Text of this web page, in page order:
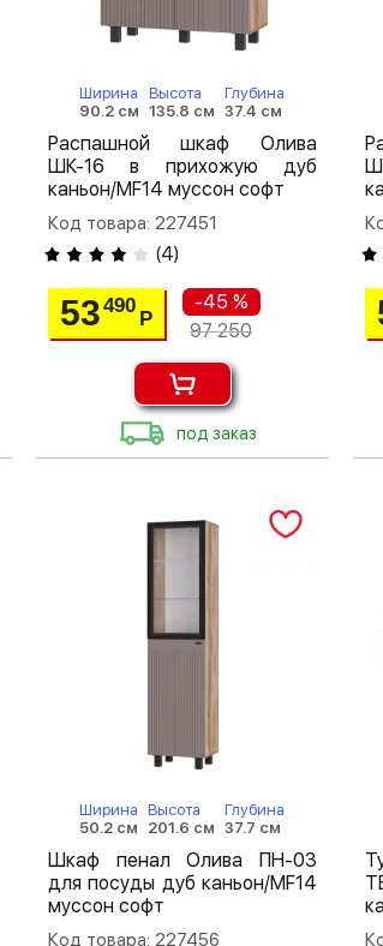
Ширина
90.2 см
Высота
135.8 см
Глубина
37.4 см
Распашной шкаф Олива
ШК-16 в прихожую дуб
каньон/MF14 муссон софт
Код товара: 227451
(4)
53490
Р
-45 %
97 250
под заказ
Ширина
50.2 см
Высота
201.6 см
Глубина
37.7 см
Шкаф пенал Олива ПН-03
для посуды дуб каньон/MF14
муссон софт
Код товара: 227456